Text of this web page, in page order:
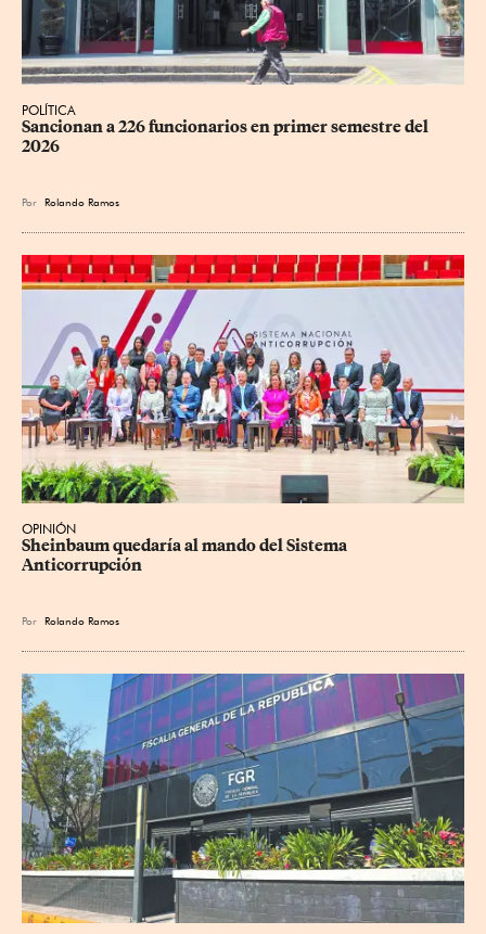
POLÍTICA
Sancionan a 226 funcionarios en primer semestre del
2026
Por Rolando Ramos
OPINIÓN
Sheinbaum quedaría al mando del Sistema
Anticorrupción
Por Rolando Ramos